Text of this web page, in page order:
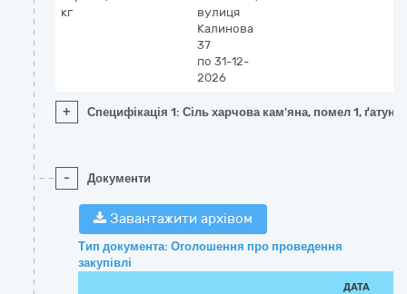
кг
вулиця
Калинова
37
по 31-12-
2026
+ Специфікація 1: Сіль харчова кам'яна, помел 1,
- Документи
Завантажити архівом
Тип документа: Оголошення про проведення
закупівлі
ДАТА